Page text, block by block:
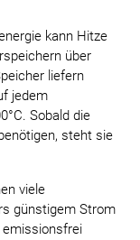
kann Hitze
über
liefern
jedem
Sobald die
steht sie
viele
günstigem Strom